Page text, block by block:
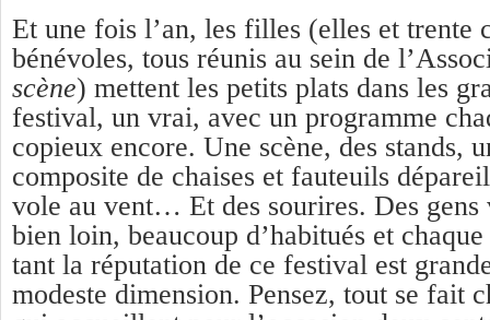
Et une fois l’an, les filles (elles et trente
bénévoles, tous réunis au sein de
scène) mettent les petits plats dans les
festival, un vrai, avec un programme
copieux encore. Une scène, des stands,
composite de chaises et fauteuils
vole au vent… Et des sourires. Des gens
bien loin, beaucoup d’habitués et
tant la réputation de ce festival est
modeste dimension. Pensez, tout se fait